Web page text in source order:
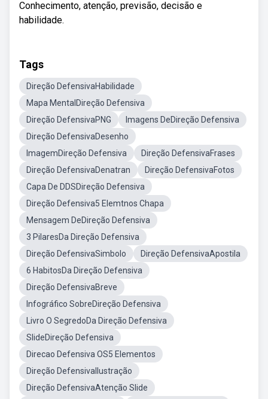
Conhecimento, atenção, previsão, decisão e
habilidade.
Tags
Direção DefensivaHabilidade
Mapa MentalDireção Defensiva
Direção DefensivaPNG
Imagens DeDireção Defensiva
Direção DefensivaDesenho
ImagemDireção Defensiva
Direção DefensivaFrases
Direção DefensivaDenatran
Direção DefensivaFotos
Capa De DDSDireção Defensiva
Direção Defensiva5 Elemtnos Chapa
Mensagem DeDireção Defensiva
3 PilaresDa Direção Defensiva
Direção DefensivaSimbolo
Direção DefensivaApostila
6 HabitosDa Direção Defensiva
Direção DefensivaBreve
Infográfico SobreDireção Defensiva
Livro O SegredoDa Direção Defensiva
SlideDireção Defensiva
Direcao Defensiva OS5 Elementos
Direção DefensivaIlustração
Direção DefensivaAtenção Slide